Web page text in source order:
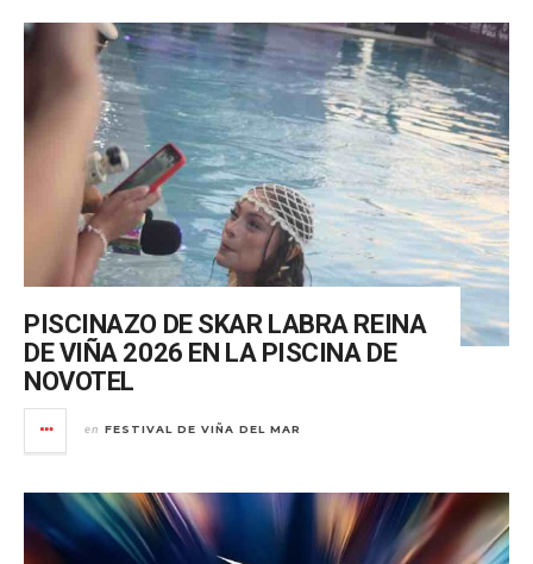
PISCINAZO DE SKAR LABRA REINA
DE VIÑA 2026 EN LA PISCINA DE
NOVOTEL
en FESTIVAL DE VIÑA DEL MAR